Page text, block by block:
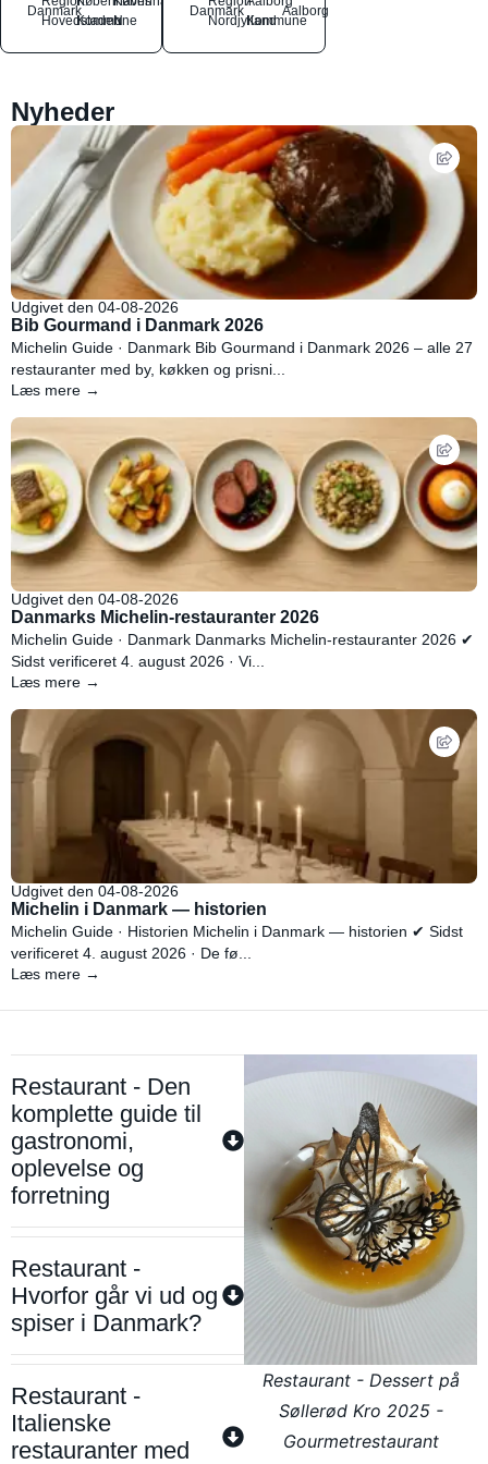
Danmark
Hovedstaden
Kommune
N
Danmark
NordjyllandKommune
Aalborg
Nyheder
Udgivet den 04-08-2026
Bib Gourmand i Danmark 2026
Michelin Guide · Danmark Bib Gourmand i Danmark 2026 – alle 27
restauranter med by, køkken og prisni...
Læs mere →
Udgivet den 04-08-2026
Danmarks Michelin-restauranter 2026
Michelin Guide · Danmark Danmarks Michelin-restauranter 2026 ✔
Sidst verificeret 4. august 2026 · Vi...
Læs mere →
Udgivet den 04-08-2026
Michelin i Danmark — historien
Michelin Guide · Historien Michelin i Danmark — historien ✔ Sidst
verificeret 4. august 2026 · De fø...
Læs mere →
Restaurant - Den
komplette guide til
gastronomi,
oplevelse og
forretning
Restaurant -
Hvorfor går vi ud og
spiser i Danmark?
Restaurant -
Italienske
restauranter med
Restaurant - Dessert på
Søllerød Kro 2025 -
Gourmetrestaurant